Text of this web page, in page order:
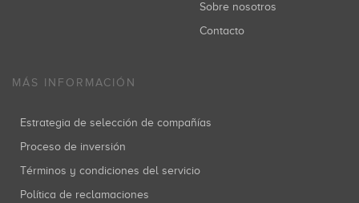
Sobre nosotros
Contacto
MÁS INFORMACIÓN
Estrategia de selección de compañías
Proceso de inversión
Términos y condiciones del servicio
Política de reclamaciones